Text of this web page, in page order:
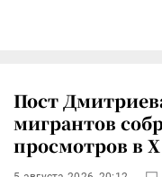
Пост
мигрантов
просмотров в X